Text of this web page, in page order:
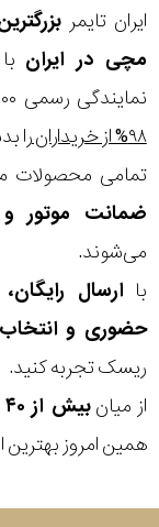
ایران تایمر
مچی در ایران
نمایندگی رسمی ۳۰۰ برند جهانی است و توانسته ایم
۹۸% از خریداران
را
تمامی محصولات
ضمانت موتور و ۱۰ سال تعویض رایگان باتری
می‌شوند.
با
حضوری و انتخاب بین
ریسک تجربه کنید.
از میانبیش از ۴۰ هزار مدل ساعت و اکسسوری اورجینال
همین امروز بهترین